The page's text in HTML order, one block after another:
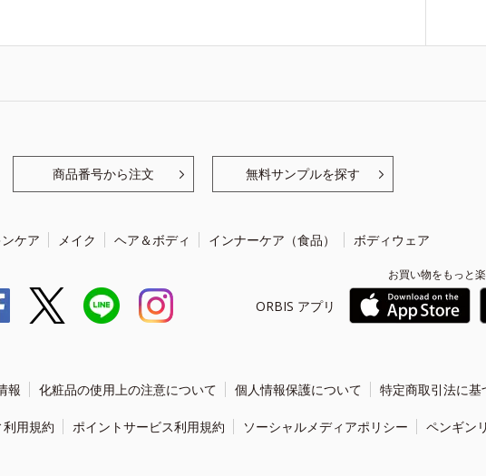
商品番号から注文 無料サンプルを探す
ケア メイク ヘア＆ボディ インナーケア（食品） ボディウェア
ORBIS アプリ
お買い物をもっと
報 化粧品の使用上の注意について 個人情報保護について 特定商取引法に基
用規約 ポイントサービス利用規約 ソーシャルメディアポリシー ペンギン